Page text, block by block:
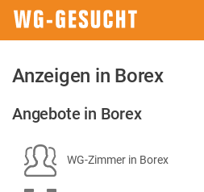
Anzeigen in Borex
Angebote in Borex
WG-Zimmer in Borex